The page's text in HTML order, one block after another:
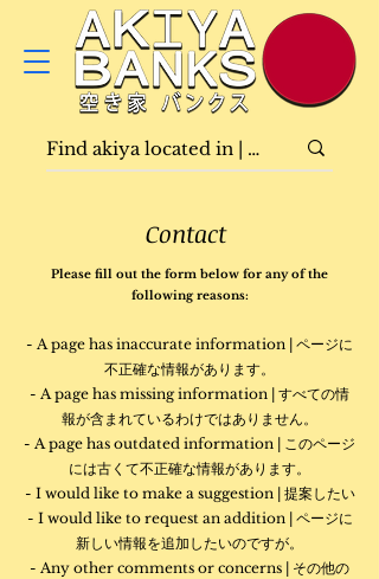
Contact
Please fill out the form below for any of the
following reasons:
- A page has inaccurate information | ページに
不正確な情報があります。
- A page has missing information | すべての情
報が含まれているわけではありません。
- A page has outdated information | このページ
には古くて不正確な情報があります。
- I would like to make a suggestion | 提案したい
- I would like to request an addition | ページに
新しい情報を追加したいのですが。
- Any other comments or concerns | その他の